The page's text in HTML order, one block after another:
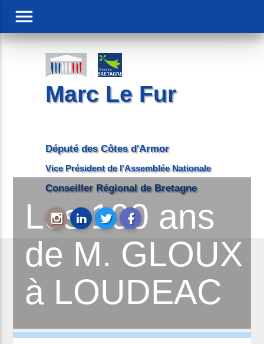
Marc Le Fur
Député des Côtes d'Armor
Vice Président de l'Assemblée Nationale
Conseiller Régional de Bretagne
menu
Les 100 ans
de M. GLOUX
à LOUDEAC